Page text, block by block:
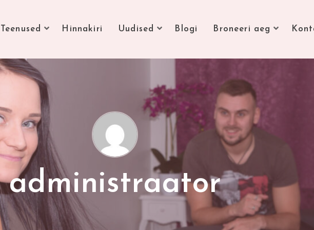
Teenused Hinnakiri Uudised Blogi Broneeri aeg
administraator